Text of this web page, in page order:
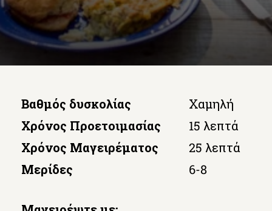
Βαθμός δυσκολίας
Χαμηλή
Χρόνος Προετοιμασίας
15 λεπτά
Χρόνος Μαγειρέματος
25 λεπτά
Μερίδες
6-8